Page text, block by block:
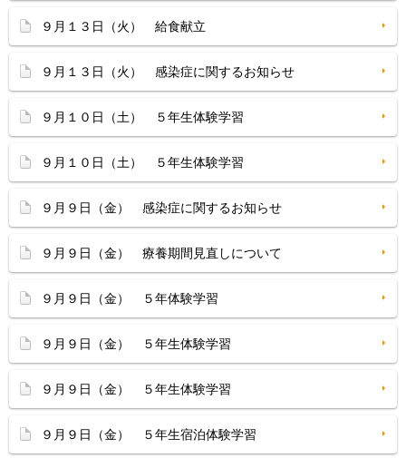
９月１３日（火） 給食献立
９月１３日（火） 感染症に関するお知らせ
９月１０日（土） ５年生体験学習
９月１０日（土） ５年生体験学習
９月９日（金） 感染症に関するお知らせ
９月９日（金） 療養期間見直しについて
９月９日（金） ５年体験学習
９月９日（金） ５年生体験学習
９月９日（金） ５年生体験学習
９月９日（金） ５年生宿泊体験学習